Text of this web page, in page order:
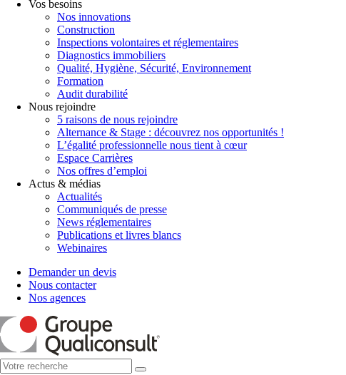
Vos besoins
Nos innovations
Construction
Inspections volontaires et réglementaires
Diagnostics immobiliers
Qualité, Hygiène, Sécurité, Environnement
Formation
Audit durabilité
Nous rejoindre
5 raisons de nous rejoindre
Alternance & Stage : découvrez nos opportunités !
L’égalité professionnelle nous tient à cœur
Espace Carrières
Nos offres d’emploi
Actus & médias
Actualités
Communiqués de presse
News réglementaires
Publications et livres blancs
Webinaires
Demander un devis
Nous contacter
Nos agences